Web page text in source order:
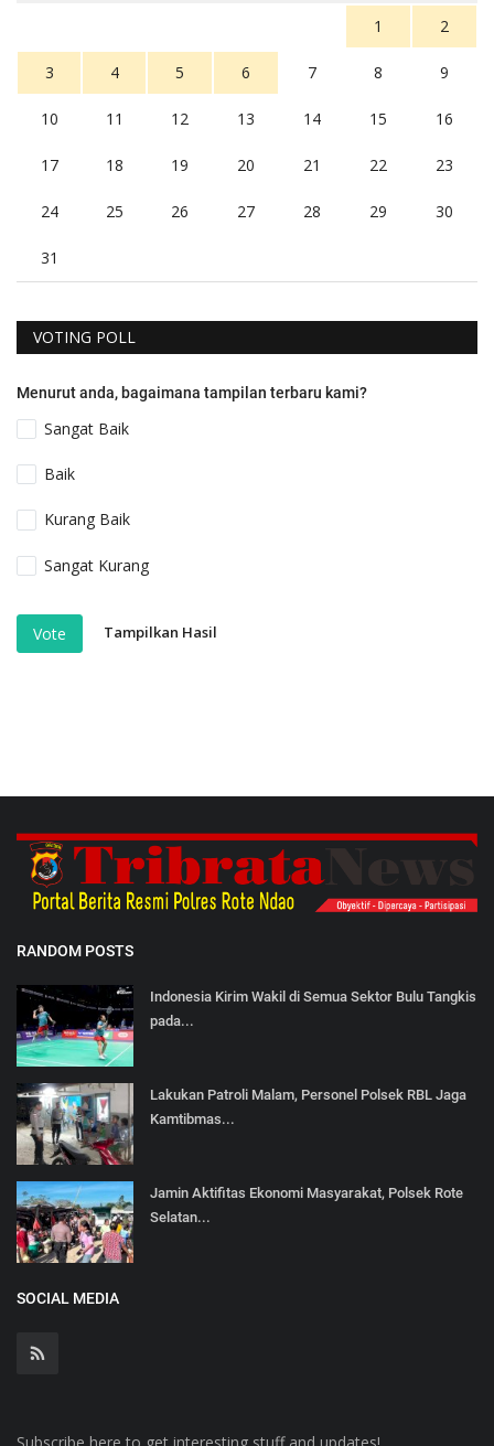
1
2
3 4 5 6 7 8 9
10 11 12 13 14 15 16
17 18 19 20 21 22 23
24 25 26 27 28 29 30
31
VOTING POLL
Menurut anda, bagaimana tampilan terbaru kami?
Sangat Baik
Baik
Kurang Baik
Sangat Kurang
Vote Tampilkan Hasil
RANDOM POSTS
Indonesia Kirim Wakil di Semua Sektor Bulu Tangkis
pada...
Lakukan Patroli Malam, Personel Polsek RBL Jaga
Kamtibmas...
Jamin Aktifitas Ekonomi Masyarakat, Polsek Rote
Selatan...
SOCIAL MEDIA